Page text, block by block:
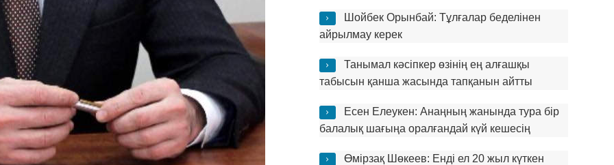
Шойбек Орынбай: Тұлғалар беделінен
айрылмау керек
Танымал кәсіпкер өзінің ең алғашқы
табысын қанша жасында тапқанын айтты
Есен Елеукен: Анаңның жанында тура бір
балалық шағыңа оралғандай күй кешесің
Өмірзақ Шөкеев: Енді ел 20 жыл күткен